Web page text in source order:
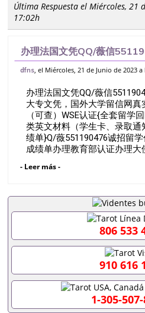
Última Respuesta el Miércoles, 21
17:02h
办理法国文凭QQ/薇信
国第戎大学大专文凭，国外大
留学回国必备证明材料,★各
dfns, el Miércoles, 21 de Junio de 2023 a
办理法国文凭QQ/薇信
大专文凭，国外大学留信网真
（可查）WSE认证{全套留学
类英文材料（学生卡、录取
绩单}Q/薇551190476诚招留
成绩单办理教育部认证办理
学生卡办理录取通知书办理学
凭 一、快速办理材料： 1、
人员证明+教育部认证,录取通
学回国必备证明材料，给父母
代）； 2、雅思、托福，
等留学相关材料（申请学校
都可以用到）。 注：上述材
理，毕业证成绩单，学校，专
可以根据客户要求安排。 国
用吗551190476假的毕业证成
551190476要定居国外需要办
入职事业单位/国企假的毕业
- Leer más -
806 533
910 616
1-305-